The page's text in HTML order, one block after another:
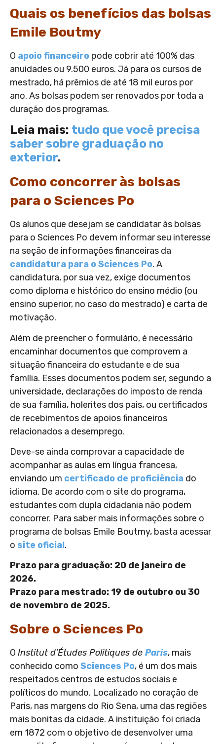
Quais os benefícios das bolsas
Emile Boutmy
O apoio financeiro pode cobrir até 100% das
anuidades ou 9.500 euros. Já para os cursos de
mestrado, há prêmios de até 18 mil euros por
ano. As bolsas podem ser renovados por toda a
duração dos programas.
Leia mais: tudo que você precisa
saber sobre graduação no
exterior.
Como concorrer às bolsas
para o Sciences Po
Os alunos que desejam se candidatar às bolsas
para o Sciences Po devem informar seu interesse
na seção de informações financeiras da
candidatura para o Sciences Po. A
candidatura, por sua vez, exige documentos
como diploma e histórico do ensino médio (ou
ensino superior, no caso do mestrado) e carta de
motivação.
Além de preencher o formulário, é necessário
encaminhar documentos que comprovem a
situação financeira do estudante e de sua
família. Esses documentos podem ser, segundo a
universidade, declarações do imposto de renda
de sua família, holerites dos pais, ou certificados
de recebimentos de apoios financeiros
relacionados a desemprego.
Deve-se ainda comprovar a capacidade de
acompanhar as aulas em língua francesa,
enviando um certificado de proficiência do
idioma. De acordo com o site do programa,
estudantes com dupla cidadania não podem
concorrer. Para saber mais informações sobre o
programa de bolsas Emile Boutmy, basta acessar
o site oficial.
Prazo para graduação: 20 de janeiro de
2026.
Prazo para mestrado: 19 de outubro ou 30
de novembro de 2025.
Sobre o Sciences Po
O Institut d’Études Politiques de Paris, mais
conhecido como Sciences Po, é um dos mais
respeitados centros de estudos sociais e
políticos do mundo. Localizado no coração de
Paris, nas margens do Rio Sena, uma das regiões
mais bonitas da cidade. A instituição foi criada
em 1872 com o objetivo de desenvolver uma